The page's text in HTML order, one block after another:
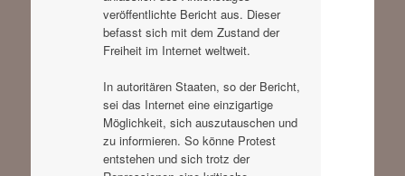
veröffentlichte Bericht aus. Dieser
befasst sich mit dem Zustand der
Freiheit im Internet weltweit.
In autoritären Staaten, so der Bericht,
sei das Internet eine einzigartige
Möglichkeit, sich auszutauschen und
zu informieren. So könne Protest
entstehen und sich trotz der